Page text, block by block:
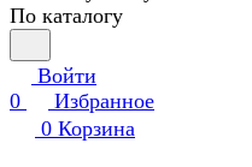
По каталогу
Войти
0
Избранное
0 Корзина